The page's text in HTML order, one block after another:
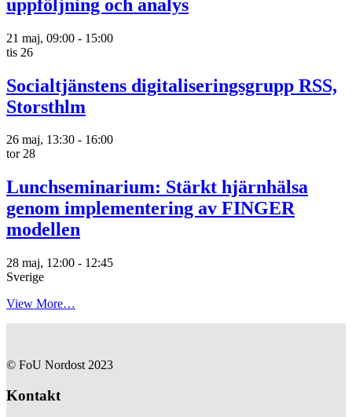
uppföljning och analys
21 maj, 09:00 - 15:00
tis 26
Socialtjänstens digitaliseringsgrupp RSS,
Storsthlm
26 maj, 13:30 - 16:00
tor28
Lunchseminarium: Stärkt hjärnhälsa
genom implementering av FINGER
modellen
28 maj, 12:00 - 12:45
Sverige
View More…
© FoU Nordost 2023
Kontakt